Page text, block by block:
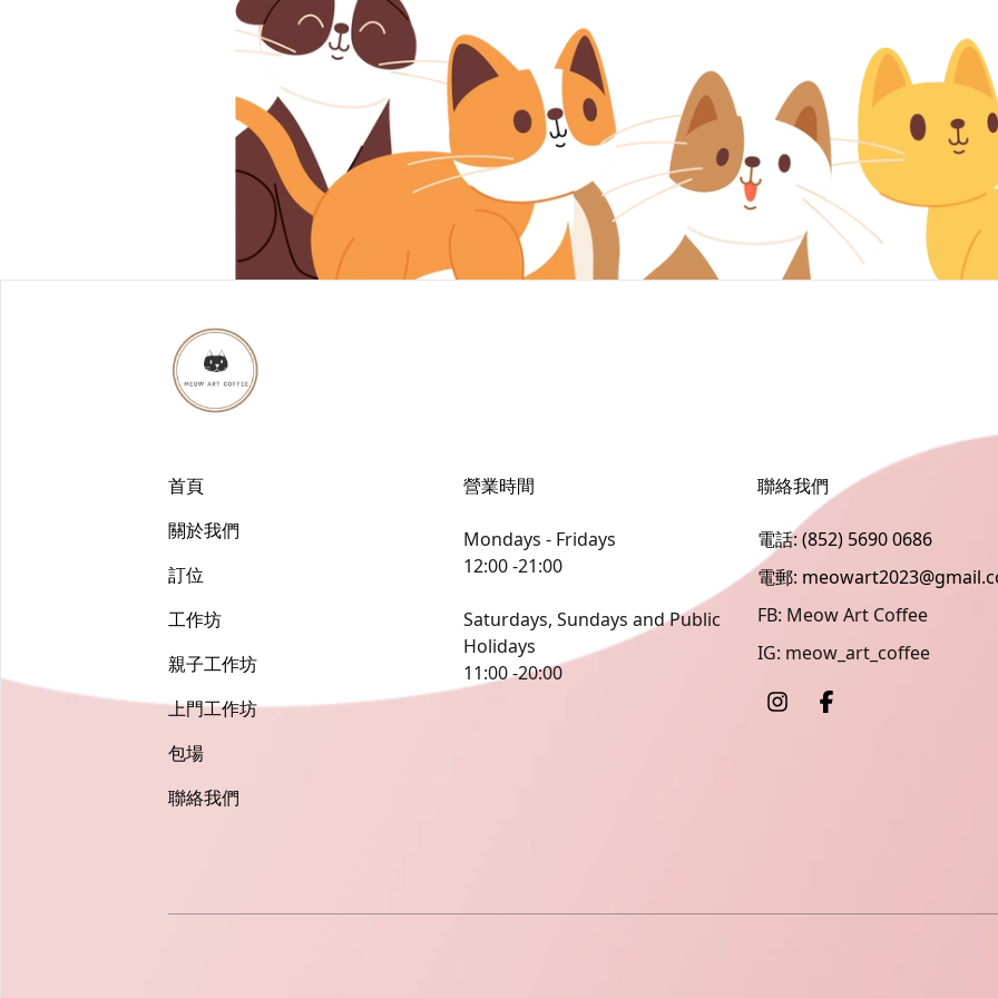
首頁
關於我們
訂位
工作坊
親子工作坊
上門工作坊
包場
聯絡我們
營業時間
Mondays - Fridays
12:00 -21:00
Saturdays, Sundays and Public
Holidays
11:00 -20:00
聯絡我們
電話: (852) 5690 0686
電郵:
FB: Meow Art Coffee
IG: meow_art_coffee